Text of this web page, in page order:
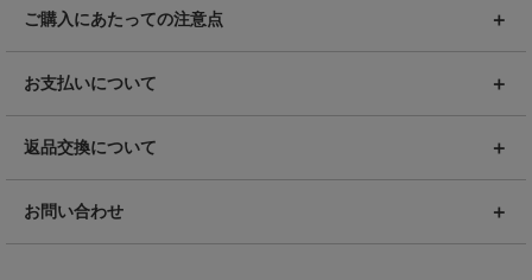
ご購入にあたっての注意点
お支払いについて
返品交換について
お問い合わせ